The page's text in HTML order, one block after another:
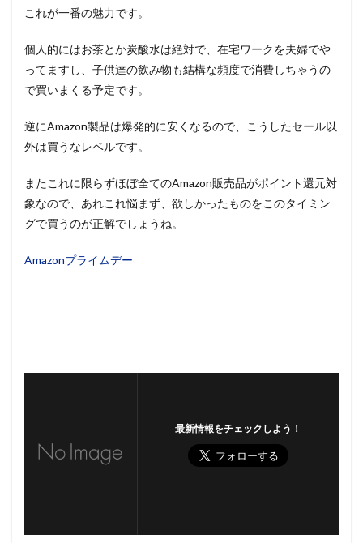
これが一番の魅力です。
個人的にはお茶とか炭酸水は絶対で、在宅ワークを夫婦でや
ってますし、子供達の飲み物も結構な頻度で消費しちゃうの
で買いまくる予定です。
逆にAmazon製品は爆発的に安くなるので、こうしたセール以
外は買うなレベルです。
またこれに限らずほぼ全てのAmazon販売品がポイント還元対
象なので、あれこれ悩まず、欲しかったものをこのタイミン
グで買うのが正解でしょうね。
Amazonプライムデー
最新情報をチェックしよう！